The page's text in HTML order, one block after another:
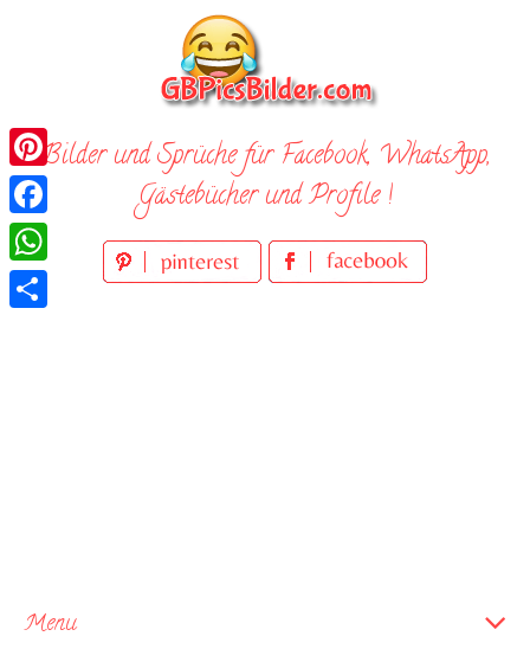
Bilder und Sprüche für Facebook, WhatsApp,
Gästebücher und Profile !
Menu
Pinterest
Facebook
WhatsApp